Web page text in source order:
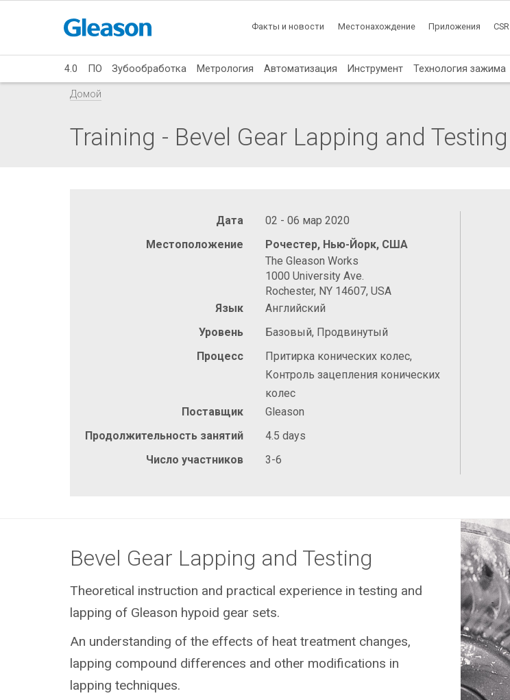
Факты и новости Местонахождение Приложения CSR
4.0 ПО Зубообработка Метрология Автоматизация Инструмент Технология зажима
Домой
Training - Bevel Gear Lapping and Testing
Дата
02 - 06 мар 2020
Местоположение
Рочестер, Нью-Йорк, США
The Gleason Works
1000 University Ave.
Rochester, NY 14607, USA
Язык
Английский
Уровень
Базовый, Продвинутый
Процесс
Притирка конических колес,
Контроль зацепления конических
колес
Поставщик
Gleason
Продолжительность занятий
4.5 days
Число участников
3-6
Bevel Gear Lapping and Testing
Theoretical instruction and practical experience in testing and
lapping of Gleason hypoid gear sets.
An understanding of the effects of heat treatment changes,
lapping compound differences and other modifications in
lapping techniques.